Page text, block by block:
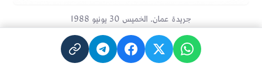
جريدة عمان. الخميس 30 يونيو 1988